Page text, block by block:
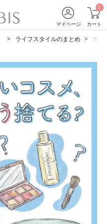
マイページ
0
カート
ライフスタイルのまとめ マシ